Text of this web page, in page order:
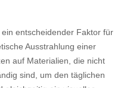
entscheidender Faktor für
Ausstrahlung einer
auf Materialien, die nicht
sind, um den täglichen